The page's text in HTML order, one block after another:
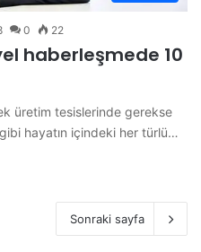
0 22
haberleşmede 10
üretim tesislerinde gerekse
hayatın içindeki her türlü…
Sonraki sayfa